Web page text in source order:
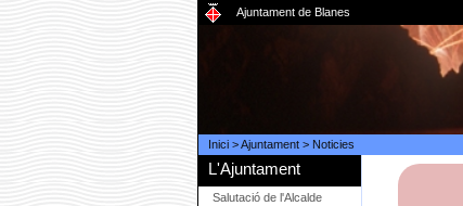
Ajuntament de Blanes
Inici>Ajuntament> Noticies
L'Ajuntament
Salutació de l'Alcalde